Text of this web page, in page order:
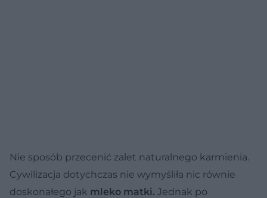
Nie sposób przecenić zalet naturalnego karmienia.
Cywilizacja dotychczas nie wymyśliła nic równie
doskonałego jak mleko matki. Jednak po